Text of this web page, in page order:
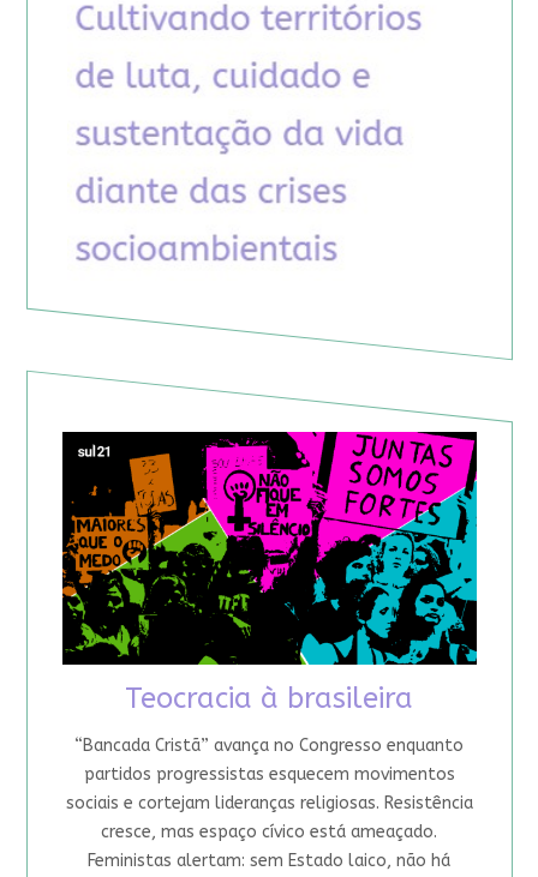
Teocracia à brasileira
“Bancada Cristã” avança no Congresso enquanto
partidos progressistas esquecem movimentos
sociais e cortejam lideranças religiosas. Resistência
cresce, mas espaço cívico está ameaçado.
Feministas alertam: sem Estado laico, não há